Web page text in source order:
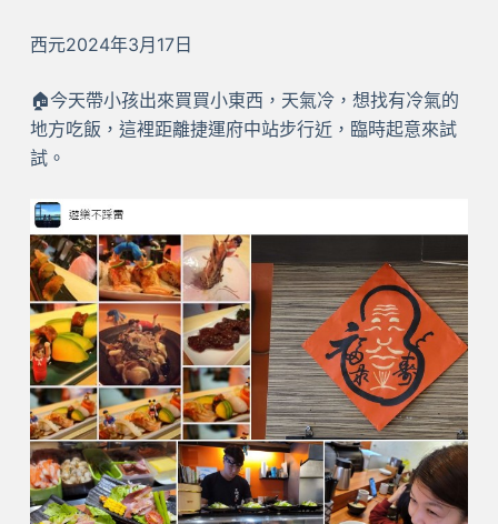
西元2024年3月17日
🏠今天帶小孩出來買買小東西，天氣冷，想找有冷氣的
地方吃飯，這裡距離捷運府中站步行近，臨時起意來試
試。